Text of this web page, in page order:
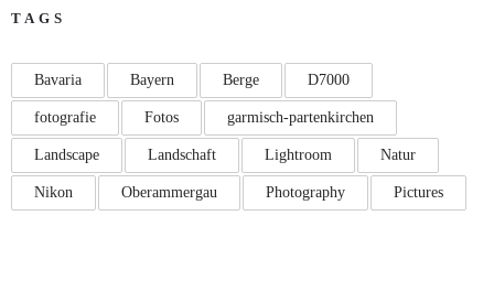
TAGS
Bavaria Bayern Berge D7000
fotografie Fotos garmisch-partenkirchen
Landscape Landschaft Lightroom Natur
Nikon Oberammergau Photography Pictures